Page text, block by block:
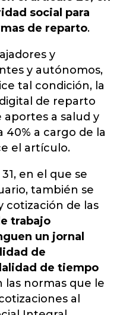
social para
de reparto.
y
y autónomos,
tal condición, la
de reparto
a salud y
40% a cargo de la
el artículo.
en el que se
también se
cotización de las
trabajo
un jornal
de
de tiempo
las normas que le
al